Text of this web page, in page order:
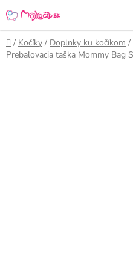
na
obsah
Domov
/ Kočíky / Doplnky ku kočíkom /
Prebaľovacia taška Mommy Bag